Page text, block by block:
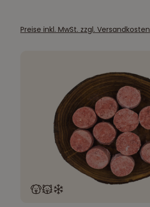
Preise inkl. MwSt. zzgl. Versandkosten